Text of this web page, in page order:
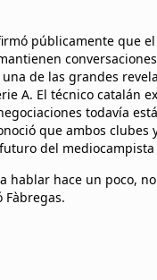
públicamente que el
de las grandes
A. El técnico catalán
todavía
que ambos clubes
del mediocampista
hablar hace un poco,
Fàbregas.